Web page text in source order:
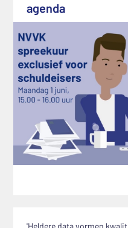
agenda
'Heldere data vormen